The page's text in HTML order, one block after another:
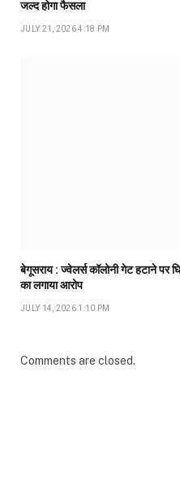
जल्द होगा फैसला
JULY 21, 2026 4:18 PM
बेगूसराय : ज्वेलर्स कॉलोनी गेट हटाने पर
का लगाया आरोप
JULY 14, 2026 1:10 PM
Comments are closed.